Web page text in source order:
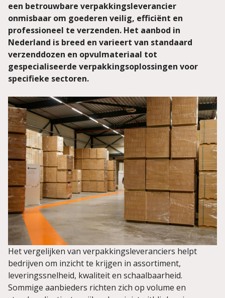
een betrouwbare verpakkingsleverancier
onmisbaar om goederen veilig, efficiënt en
professioneel te verzenden. Het aanbod in
Nederland is breed en varieert van standaard
verzenddozen en opvulmateriaal tot
gespecialiseerde verpakkingsoplossingen voor
specifieke sectoren.
Het vergelijken van verpakkingsleveranciers helpt
bedrijven om inzicht te krijgen in assortiment,
leveringssnelheid, kwaliteit en schaalbaarheid.
Sommige aanbieders richten zich op volume en